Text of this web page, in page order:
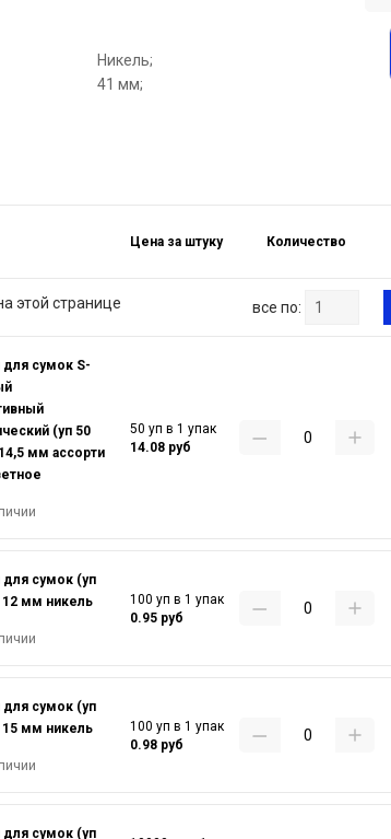
Никель;
41 мм;
Цена за штуку Количество
этой странице все по:
для сумок S-
(уп 50
мм ассорти
50 уп в 1 упак
14.08 руб
для сумок (уп
12 мм никель
100 уп в 1 упак
0.95 руб
для сумок (уп
15 мм никель
100 уп в 1 упак
0.98 руб
для сумок (уп